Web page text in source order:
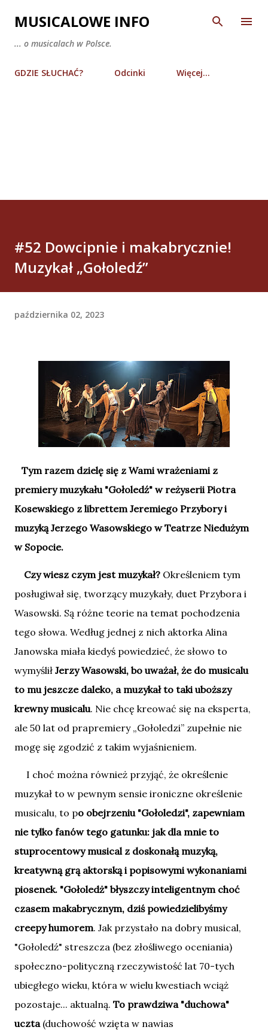
Przejdź do głównej zawartości
MUSICALOWE INFO
... o musicalach w Polsce.
GDZIE SŁUCHAĆ? Odcinki Więcej…
#52 Dowcipnie i makabrycznie!
Muzykał „Gołoledź”
października 02, 2023
Tym razem dzielę się z Wami wrażeniami z
premiery muzykału "Gołoledź" w reżyserii Piotra
Kosewskiego z librettem Jeremiego Przybory i
muzyką Jerzego Wasowskiego w Teatrze Niedużym
w Sopocie.
Czy wiesz czym jest muzykał? Określeniem tym
posługiwał się, tworzący muzykały, duet Przybora i
Wasowski. Są różne teorie na temat pochodzenia
tego słowa. Według jednej z nich aktorka Alina
Janowska miała kiedyś powiedzieć, że słowo to
wymyślił Jerzy Wasowski, bo uważał, że do musicalu
to mu jeszcze daleko, a muzykał to taki uboższy
krewny musicalu. Nie chcę kreować się na eksperta,
ale 50 lat od prapremiery „Gołoledzi” zupełnie nie
mogę się zgodzić z takim wyjaśnieniem.
I choć można również przyjąć, że określenie
muzykał to w pewnym sensie ironiczne określenie
musicalu, to po obejrzeniu "Gołoledzi", zapewniam
nie tylko fanów tego gatunku: jak dla mnie to
stuprocentowy musical z doskonałą muzyką,
kreatywną grą aktorską i popisowymi wykonaniami
piosenek. "Gołoledż" błyszczy inteligentnym choć
czasem makabrycznym, dziś powiedzielibyśmy
creepy humorem. Jak przystało na dobry musical,
"Gołoledź" streszcza (bez złośliwego oceniania)
społeczno-polityczną rzeczywistość lat 70-tych
ubiegłego wieku, która w wielu kwestiach wciąż
pozostaje... aktualną. To prawdziwa "duchowa"
uczta(duchowość wzięta w nawias